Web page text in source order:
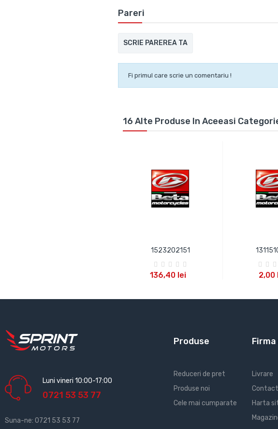
Pareri
SCRIE PAREREA TA
Fi primul care scrie un comentariu !
16 Alte Produse In Aceeasi
1523202151
136,40 lei
ADAUGA IN COS
2,00
ADAUGA
Luni vineri 10:00-17:00
0721 53 53 77
Suna-ne: 0721 53 53 77
Produse
Reduceri de pret
Produse noi
Cele mai cumparate
Livrare
Harta